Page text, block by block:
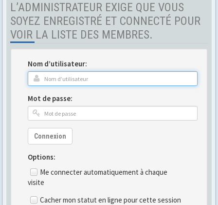
L’ADMINISTRATEUR EXIGE QUE VOUS
SOYEZ ENREGISTRÉ ET CONNECTÉ POUR
VOIR LA LISTE DES MEMBRES.
Nom d’utilisateur:
Mot de passe:
Connexion
Options:
Me connecter automatiquement à chaque
visite
Cacher mon statut en ligne pour cette session